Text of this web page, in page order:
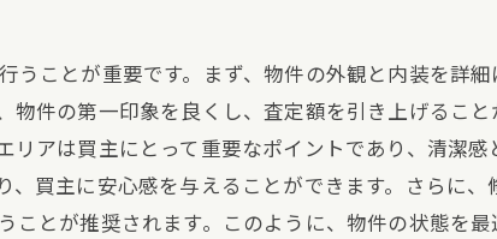
ニック
ことが重要です。まず、物件の外観と内装を詳
件の第一印象を良くし、査定額を引き上げるこ
アは買主にとって重要なポイントであり、清潔感
買主に安心感を与えることができます。さらに、
とが推奨されます。このように、物件の状態を